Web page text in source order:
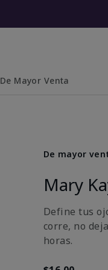
De Mayor Venta
De mayor
Mary
Define tus
corre, no
horas.